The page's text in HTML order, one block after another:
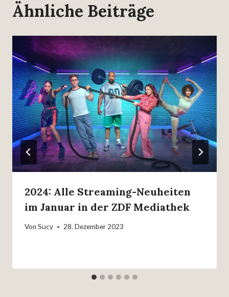
Ähnliche Beiträge
2024: Alle Streaming-Neuheiten
im Januar in der ZDF Mediathek
Von Sucy 28. Dezember 2023